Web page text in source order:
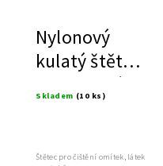
Nylonový
kulatý štětec
pro čištění
Skladem (10 ks)
Štětec pro čištění omítek, látek